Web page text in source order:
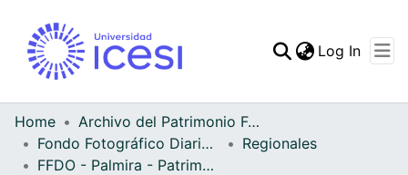
Statistics
Log In
Home
Archivo del Patrimonio Fotográfico y Fílmico del Valle del Cauca
Fondo Fotográfico Diario Occidente
Regionales
FFDO - Palmira - Patrimonial